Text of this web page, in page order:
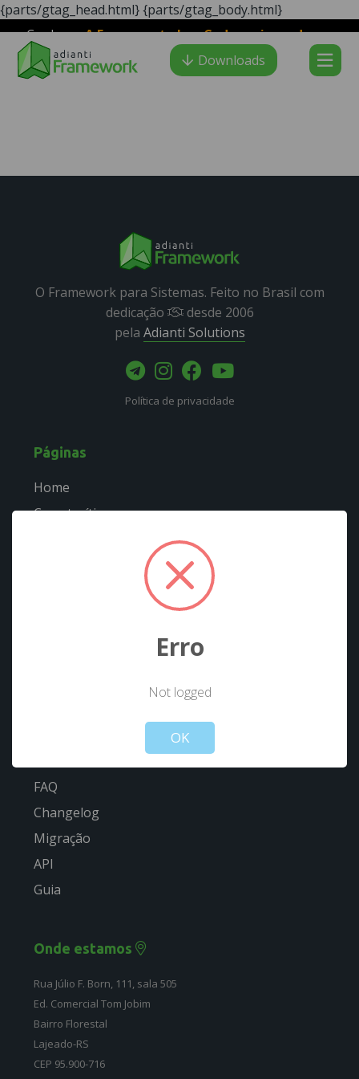
{parts/gtag_head.html}{parts/gtag_body.html}
ConheçaA Ferramenta LowCode mais moderna e
veloz para desenvolvimento PHP:Adianti Creator
Downloads
O Framework para Sistemas. Feito no Brasil com
dedicação
desde 2006
pela Adianti Solutions
Política de privacidade
Páginas
Home
Caracterítiscas
FAQ
Changelog
Migração
API
Guia
Onde estamos
Rua Júlio F. Born, 111, sala 505
Ed. Comercial Tom Jobim
Bairro Florestal
Lajeado-RS
CEP 95.900-716
Erro
Not logged
OK